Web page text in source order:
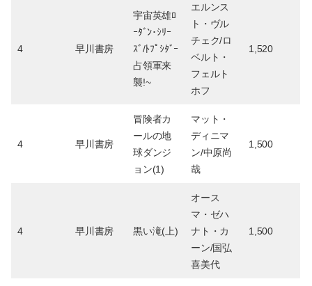
4 早川書房
宇宙英雄ﾛ
ｰﾀﾞﾝ･ｼﾘｰ
ｽﾞ/ﾄﾌﾟｼﾀﾞｰ
占領軍来
襲!~
エルンス
ト・ヴル
チェク/ロ
ベルト・
フェルト
ホフ
1,520
4 早川書房
冒険者カ
ールの地
球ダンジ
ョン(1)
マット・
ディニマ
ン/中原尚
哉
1,500
4 早川書房 黒い滝(上)
オース
マ・ゼハ
ナト・カ
ーン/国弘
喜美代
1,500